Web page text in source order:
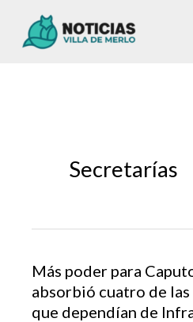
Secretarías
Más poder para
absorbió cuatro de
que dependían de